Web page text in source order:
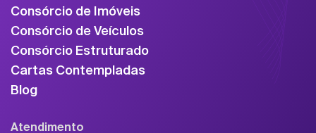
Consórcio de Imóveis
Consórcio de Veículos
Consórcio Estruturado
Cartas Contempladas
Blog
Atendimento